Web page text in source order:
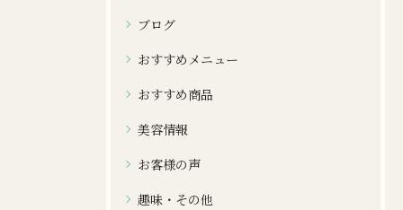
ブログ
おすすめメニュー
おすすめ商品
美容情報
お客様の声
趣味・その他